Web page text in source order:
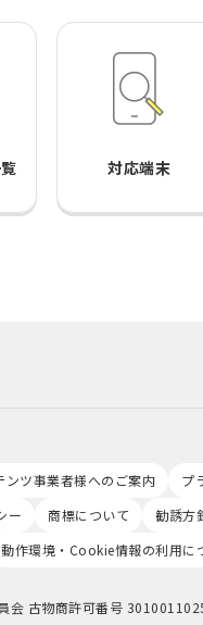
対応端末
ンツ事業者様へのご案内
プ
ー 商標について 勧誘方
動作環境・Cookie情報の利用に
会 古物商許可番号